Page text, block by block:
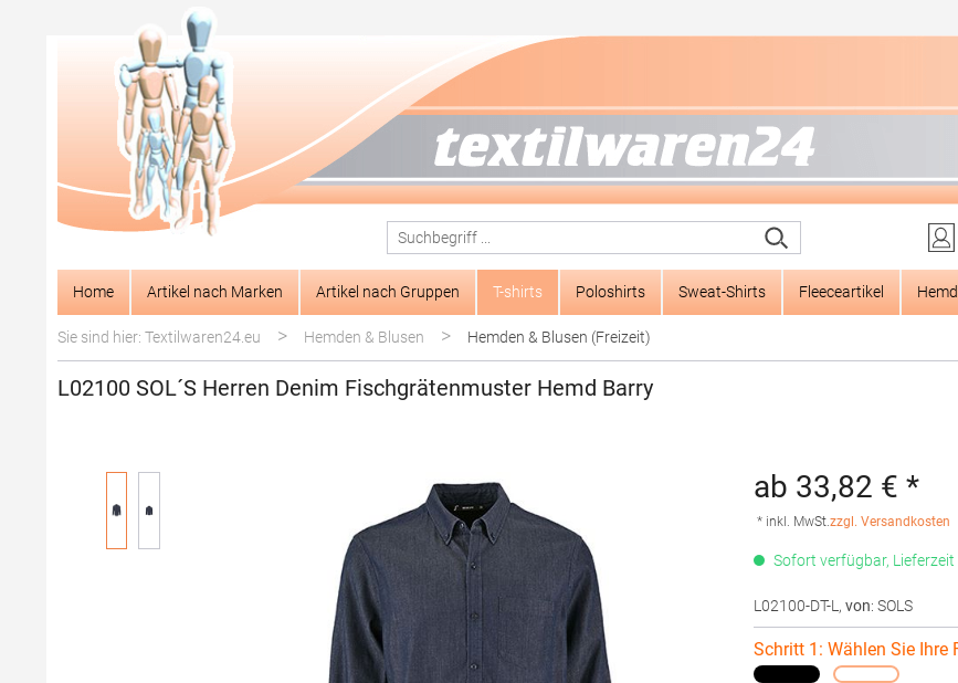
Zur Hauptnavigation springen
Home Artikel nach Marken Artikel nach Gruppen T-shirts Poloshirts Sweat-Shirts Fleeceartikel
Sie sind hier: Textilwaren24.eu > Hemden & Blusen > Hemden & Blusen (Freizeit)
L02100 SOL´S Herren Denim Fischgrätenmuster Hemd Barry
ab 33,82 € *
* inkl. MwSt.zzgl. Versandkosten
Sofort verfügbar,
L02100-DT-L , von: SOLS
Schritt 1: Wählen Sie Ihre